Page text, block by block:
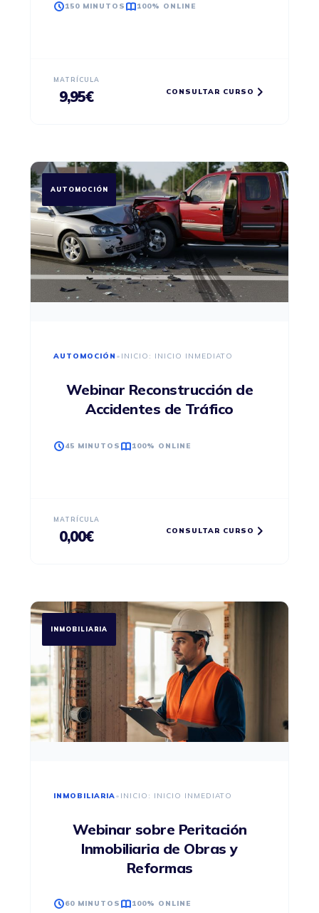
150 MINUTOS 100% ONLINE
MATRÍCULA
9,95€ CONSULTAR CURSO
AUTOMOCIÓN
AUTOMOCIÓN • INICIO: INICIO INMEDIATO
Webinar Reconstrucción de
Accidentes de Tráfico
45 MINUTOS 100% ONLINE
MATRÍCULA
0,00€ CONSULTAR CURSO
INMOBILIARIA
INMOBILIARIA• INICIO: INICIO INMEDIATO
Webinar sobre Peritación
Inmobiliaria de Obras y
Reformas
60 MINUTOS 100% ONLINE